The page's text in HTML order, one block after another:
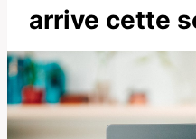
arrive cette